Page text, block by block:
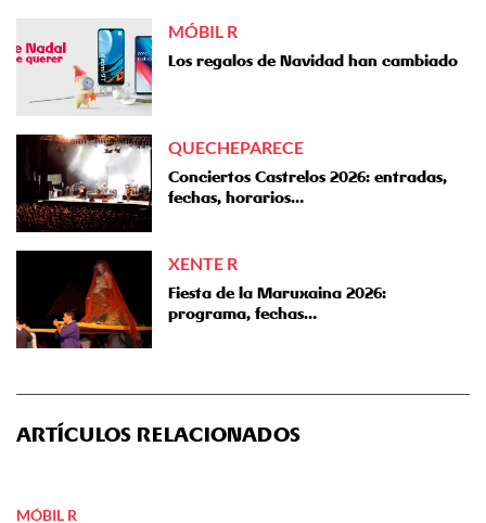
MÓBIL R
Los regalos de Navidad han cambiado
QUECHEPARECE
Conciertos Castrelos 2026: entradas,
fechas, horarios…
XENTE R
Fiesta de la Maruxaina 2026:
programa, fechas…
ARTÍCULOS RELACIONADOS
MÓBIL R